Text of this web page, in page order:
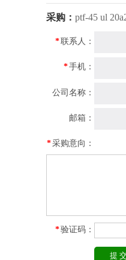
采购： ptf-45 ul
*联系人：
*手机：
公司名称：
邮箱：
*采购意向：
*验证码：